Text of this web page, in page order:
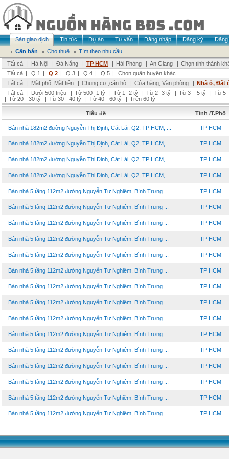
Sàn giao dịch Tin tức Dự án Tư vấn Đăng nhập Đăng ký
Đăng
Cần bán
Cho thuê
Tìm theo nhu cầu
Tất cả
| Hà Nội | Đà Nẵng | TP HCM | Hải Phòng | An Giang | Chọn tỉnh thành
Tất cả | Q 1 | Q 2 | Q 3 | Q 4 | Q 5 |
Chọn quận huyện khác
Tất cả
| Mặt phố, Mặt tiền | Chung cư ,căn hộ | Cửa hàng, Văn phòng | Nhà ở, Đất
Tất cả
| Dưới 500 triệu | Từ 500 -1 tỷ | Từ 1 -2 tỷ | Từ 2 -3 tỷ | Từ 3 – 5 tỷ | Từ 5
| Từ 20 - 30 tỷ | Từ 30 - 40 tỷ | Từ 40 - 60 tỷ | Trên 60 tỷ
Tiêu đề Tỉnh /T.Phố
Bán nhà 182m2 đường Nguyễn Thị Định, Cát Lái, Q2, TP HCM, ... TP HCM
Bán nhà 182m2 đường Nguyễn Thị Định, Cát Lái, Q2, TP HCM, ... TP HCM
Bán nhà 182m2 đường Nguyễn Thị Định, Cát Lái, Q2, TP HCM, ... TP HCM
Bán nhà 182m2 đường Nguyễn Thị Định, Cát Lái, Q2, TP HCM, ... TP HCM
Bán nhà 5 tầng 112m2 đường Nguyễn Tư Nghiêm, Bình Trưng ... TP HCM
Bán nhà 5 tầng 112m2 đường Nguyễn Tư Nghiêm, Bình Trưng ... TP HCM
Bán nhà 5 tầng 112m2 đường Nguyễn Tư Nghiêm, Bình Trưng ... TP HCM
Bán nhà 5 tầng 112m2 đường Nguyễn Tư Nghiêm, Bình Trưng ... TP HCM
Bán nhà 5 tầng 112m2 đường Nguyễn Tư Nghiêm, Bình Trưng ... TP HCM
Bán nhà 5 tầng 112m2 đường Nguyễn Tư Nghiêm, Bình Trưng ... TP HCM
Bán nhà 5 tầng 112m2 đường Nguyễn Tư Nghiêm, Bình Trưng ... TP HCM
Bán nhà 5 tầng 112m2 đường Nguyễn Tư Nghiêm, Bình Trưng ... TP HCM
Bán nhà 5 tầng 112m2 đường Nguyễn Tư Nghiêm, Bình Trưng ... TP HCM
Bán nhà 5 tầng 112m2 đường Nguyễn Tư Nghiêm, Bình Trưng ... TP HCM
Bán nhà 5 tầng 112m2 đường Nguyễn Tư Nghiêm, Bình Trưng ... TP HCM
Bán nhà 5 tầng 112m2 đường Nguyễn Tư Nghiêm, Bình Trưng ... TP HCM
Bán nhà 5 tầng 112m2 đường Nguyễn Tư Nghiêm, Bình Trưng ... TP HCM
Bán nhà 5 tầng 112m2 đường Nguyễn Tư Nghiêm, Bình Trưng ... TP HCM
Bán nhà 5 tầng 112m2 đường Nguyễn Tư Nghiêm, Bình Trưng ... TP HCM